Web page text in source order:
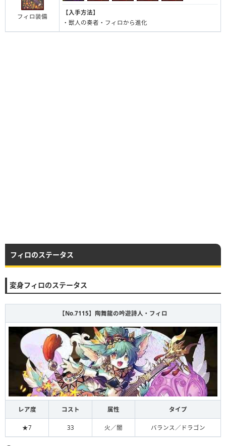
フィロ装備
【入手方法】
・獣人の奏者・フィロから進化
フィロのステータス
変身フィロのステータス
【No.7115】陶舞龍の吟遊詩人・フィロ
レア度 コスト 属性 タイプ
★7 33 火／闇 バランス／ドラゴン